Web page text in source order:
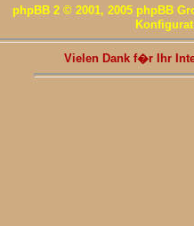
phpBB 2 © 2001, 2005 phpBB
Vielen Dank f�r Ihr